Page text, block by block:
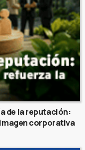
de la reputación:
corporativa